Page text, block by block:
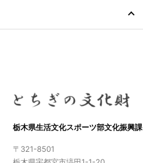
栃木県生活文化スポーツ部文化振興課
〒321-8501